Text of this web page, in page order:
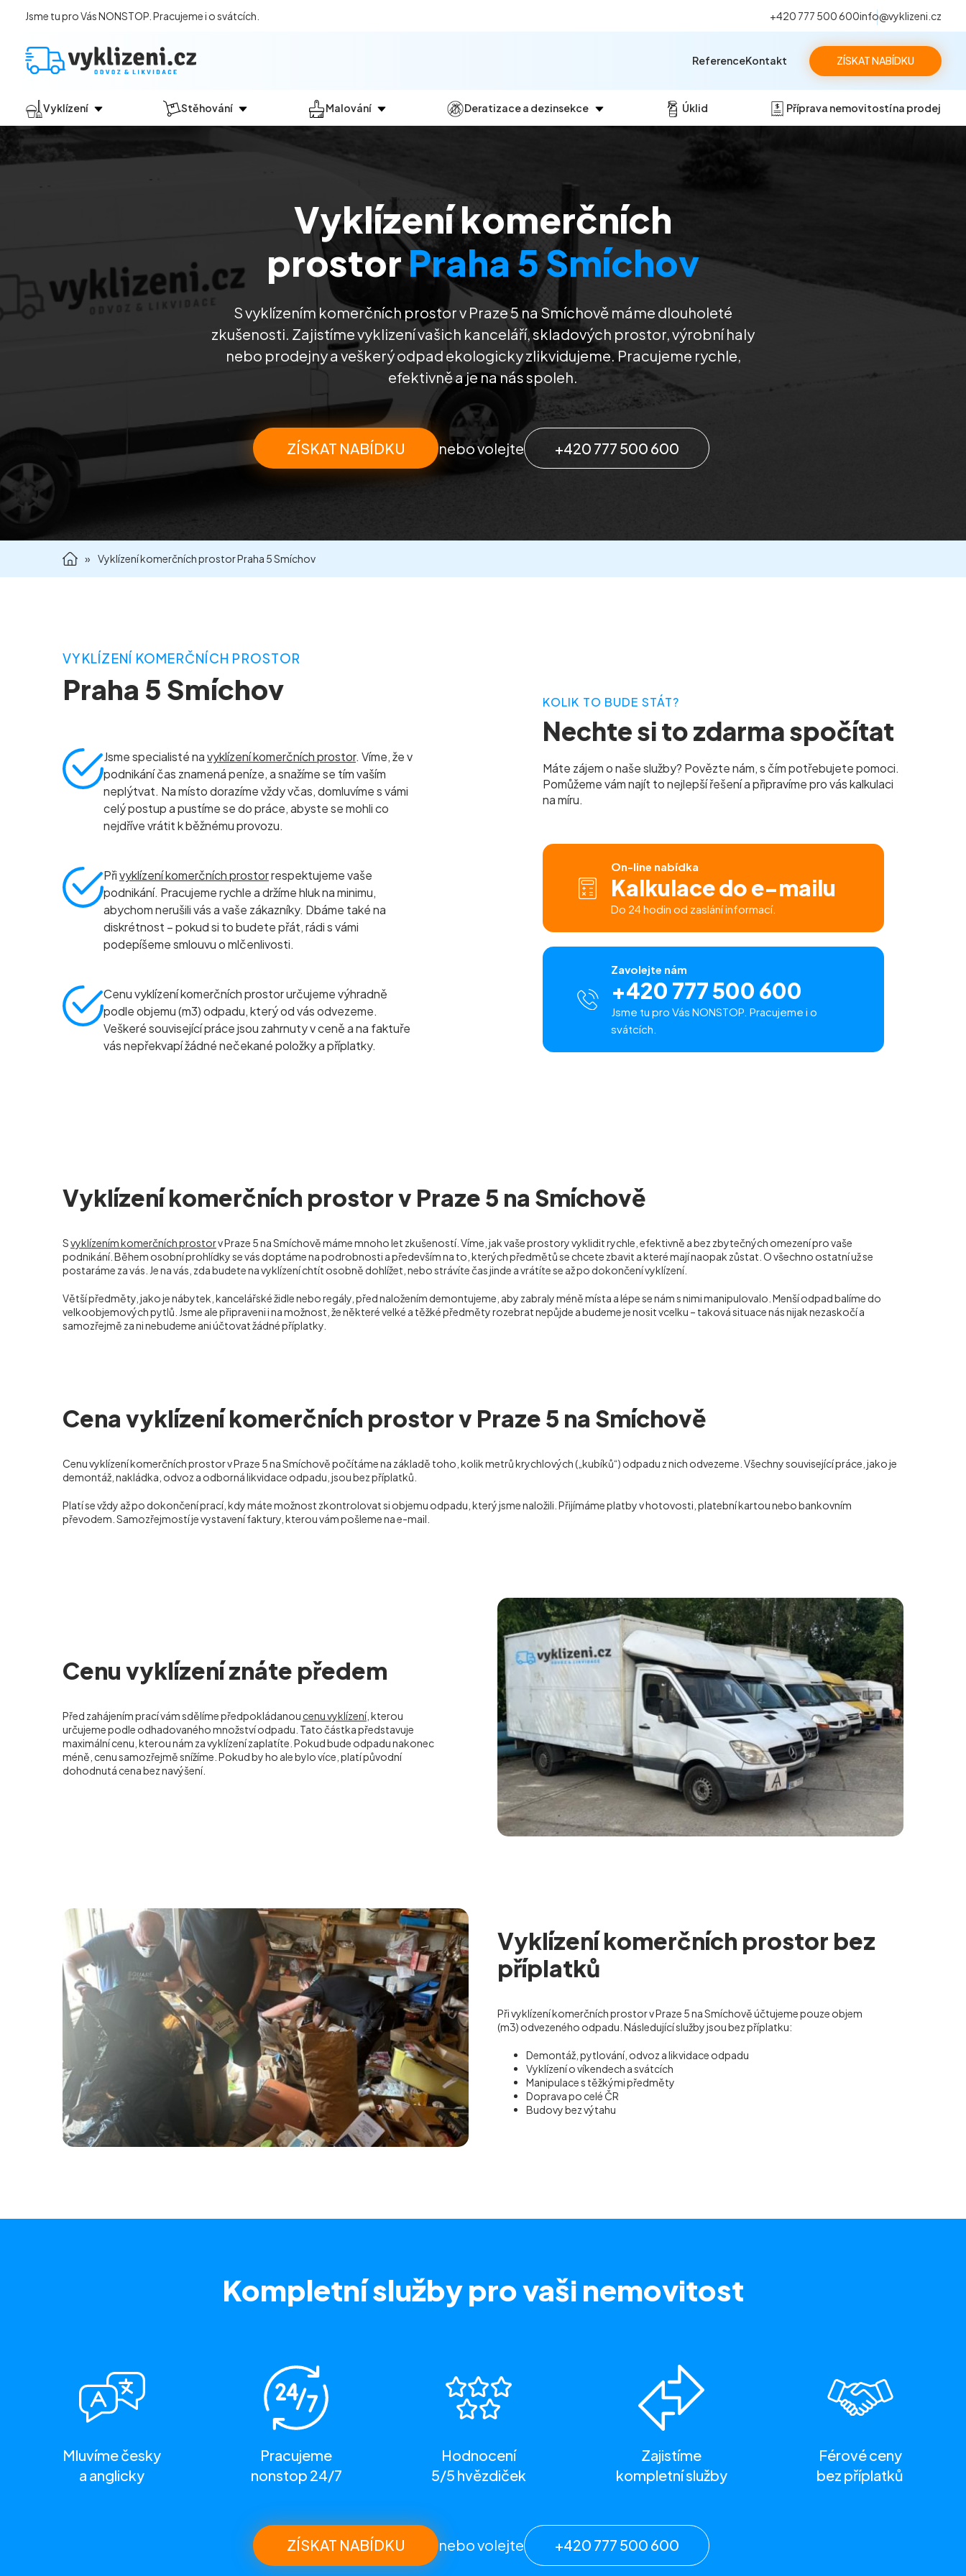
Jsme tu pro Vás NONSTOP. Pracujeme i o svátcích. +420 777 500 600info@vyklizeni.cz
ZÍSKAT NABÍDKU
Vyklízení
Jak vyklízení probíhá?
Vyklízení sklepů a garáží
Vyklízení zahrad
Stěhování Malování
Malování kanceláří
Malování komerčních prostor
Deratizace a dezinsekce
Dezinsekce
Úklid Příprava nemovitostí na prodej
ReferenceKontakt
Vyklízení komerčních
prostorPraha 5 Smíchov
S vyklízením komerčních prostor v Praze 5 na Smíchově máme dlouholeté
zkušenosti. Zajistíme vyklizení vašich kanceláří, skladových prostor, výrobní haly
nebo prodejny a veškerý odpad ekologicky zlikvidujeme. Pracujeme rychle,
efektivně a je na nás spoleh.
ZÍSKAT NABÍDKU nebo volejte +420 777 500 600
» Vyklízení komerčních prostor Praha 5 Smíchov
VYKLÍZENÍ KOMERČNÍCH PROSTOR
Praha 5 Smíchov
Jsme specialisté navyklízení komerčních prostor. Víme, že v
podnikání čas znamená peníze, a snažíme se tím vaším
neplýtvat. Na místo dorazíme vždy včas, domluvíme s vámi
celý postup a pustíme se do práce, abyste se mohli co
nejdříve vrátit k běžnému provozu.
Přivyklízení komerčních prostorrespektujeme vaše
podnikání. Pracujeme rychle a držíme hluk na minimu,
abychom nerušili vás a vaše zákazníky. Dbáme také na
diskrétnost – pokud si to budete přát, rádi s vámi
podepíšeme smlouvu o mlčenlivosti.
Cenu vyklízení komerčních prostor určujeme výhradně
podle objemu (m3) odpadu, který od vás odvezeme.
Veškeré související práce jsou zahrnuty v ceně a na faktuře
vás nepřekvapí žádné nečekané položky a příplatky.
KOLIK TO BUDE STÁT?
Nechte si to zdarma spočítat
Máte zájem o naše služby? Povězte nám, s čím potřebujete pomoci.
Pomůžeme vám najít to nejlepší řešení a připravíme pro vás kalkulaci
na míru.
On-line nabídka
Kalkulace do e-mailu
Do 24 hodin od zaslání informací.
Zavolejte nám
+420 777 500 600
Jsme tu pro Vás NONSTOP. Pracujeme i o
svátcích.
Vyklízení komerčních prostor v Praze 5 na Smíchově
Svyklízením komerčních prostorv Praze 5 na Smíchově máme mnoho let zkušeností. Víme, jak vaše prostory vyklidit rychle, efektivně a bez zbytečných omezení pro vaše
podnikání. Během osobní prohlídky se vás doptáme na podrobnosti a především na to, kterých předmětů se chcete zbavit a které mají naopak zůstat. O všechno ostatní už se
postaráme za vás. Je na vás, zda budete na vyklízení chtít osobně dohlížet, nebo strávíte čas jinde a vrátíte se až po dokončení vyklízení.
Větší předměty, jako je nábytek, kancelářské židle nebo regály, před naložením demontujeme, aby zabraly méně místa a lépe se nám s nimi manipulovalo. Menší odpad balíme do
velkoobjemových pytlů. Jsme ale připraveni i na možnost, že některé velké a těžké předměty rozebrat nepůjde a budeme je nosit vcelku – taková situace nás nijak nezaskočí a
samozřejmě za ni nebudeme ani účtovat žádné příplatky.
Cena vyklízení komerčních prostor v Praze 5 na Smíchově
Cenu vyklízení komerčních prostor v Praze 5 na Smíchově počítáme na základě toho, kolik metrů krychlových („kubíků“) odpadu z nich odvezeme. Všechny související práce, jako je
demontáž, nakládka, odvoz a odborná likvidace odpadu, jsou bez příplatků.
Platí se vždy až po dokončení prací, kdy máte možnost zkontrolovat si objemu odpadu, který jsme naložili. Přijímáme platby v hotovosti, platební kartou nebo bankovním
převodem. Samozřejmostí je vystavení faktury, kterou vám pošleme na e-mail.
Cenu vyklízení znáte předem
Před zahájením prací vám sdělíme předpokládanou cenu vyklízení, kterou
určujeme podle odhadovaného množství odpadu. Tato částka představuje
maximální cenu, kterou nám za vyklízení zaplatíte. Pokud bude odpadu nakonec
méně, cenu samozřejmě snížíme. Pokud by ho ale bylo více, platí původní
dohodnutá cena bez navýšení.
Vyklízení komerčních prostor bez
příplatků
Při vyklízení komerčních prostor v Praze 5 na Smíchově účtujeme pouze objem
(m3) odvezeného odpadu. Následující služby jsou bez příplatku:
Demontáž, pytlování, odvoz a likvidace odpadu
Vyklízení o víkendech a svátcích
Manipulace s těžkými předměty
Doprava po celé ČR
Budovy bez výtahu
Kompletní službypro vaši nemovitost
Mluvíme česky
a anglicky
Pracujeme
nonstop 24/7
Hodnocení
5/5 hvězdiček
Zajistíme
kompletní služby
Férové ceny
bez příplatků
ZÍSKAT NABÍDKU nebo volejte +420 777 500 600